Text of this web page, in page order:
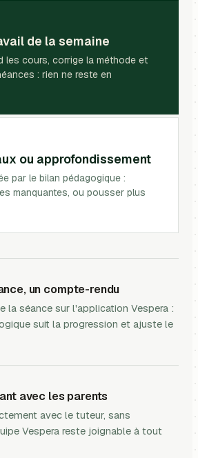
de la semaine
les cours, corrige la méthode et
: rien ne reste en
ou approfondissement
par le bilan pédagogique :
manquantes, ou pousser plus
un compte-rendu
la séance sur l'application Vespera :
suit la progression et ajuste le
avec les parents
avec le tuteur, sans
Vespera reste joignable à tout